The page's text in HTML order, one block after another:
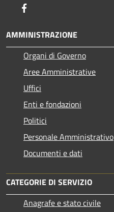
AMMINISTRAZIONE
Organi di Governo
Aree Amministrative
Uffici
Enti e fondazioni
Politici
Personale Amministrativo
Documenti e dati
CATEGORIE DI SERVIZIO
Anagrafe e stato civile